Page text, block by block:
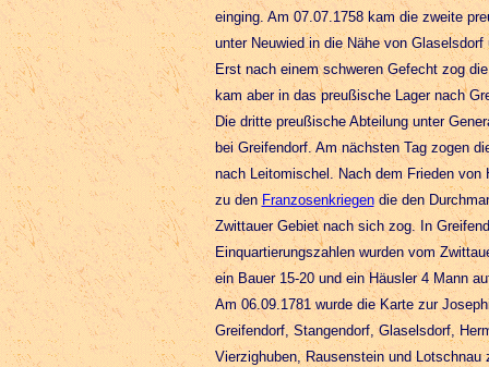
einging. Am 07.07.1758 kam die zweite
unter Neuwied in die Nähe von
Erst nach einem schweren Gefecht zog
kam aber in das preußische Lager nach
Die dritte preußische Abteilung unter
bei Greifendorf. Am nächsten Tag zogen
nach Leitomischel. Nach dem Frieden von
zu denFranzosenkriegendie den
Zwittauer Gebiet nach sich zog. In
Einquartierungszahlen wurden vom
ein Bauer 15-20 und ein Häusler 4 Mann
Am 06.09.1781 wurde die Karte zur
Greifendorf, Stangendorf, Glaselsdorf,
Vierzighuben, Rausenstein und